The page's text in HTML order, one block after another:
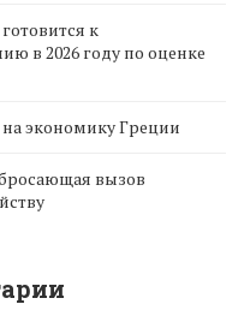
к
в 2026 году по оценке
экономику Греции
вызов